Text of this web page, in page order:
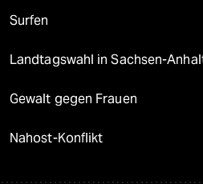
Surfen
Landtagswahl in Sachsen-
Gewalt gegen Frauen
Nahost-Konflikt